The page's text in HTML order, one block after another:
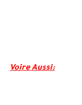
Voire Aussi: